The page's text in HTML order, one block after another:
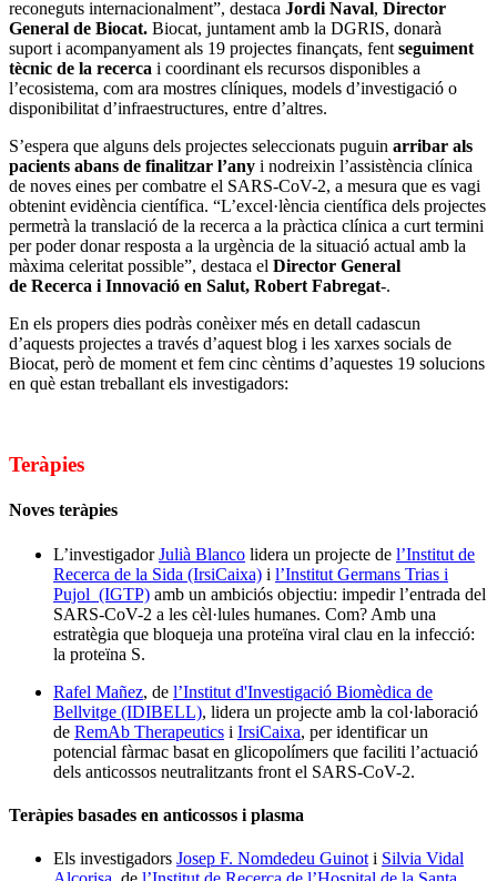
reconeguts internacionalment”, destaca Jordi Naval, Director
General de Biocat. Biocat, juntament amb la DGRIS, donarà
suport i acompanyament als 19 projectes finançats, fentseguiment
tècnic de la recerca i coordinant els recursos disponibles a
l’ecosistema, com ara mostres clíniques, models d’investigació o
disponibilitat d’infraestructures, entre d’altres.
S’espera que alguns dels projectes seleccionats puguin arribar als
pacients abans de finalitzar l’any i nodreixin l’assistència clínica
de noves eines per combatre el SARS-CoV-2, a mesura que es vagi
obtenint evidència científica. “L’excel·lència científica dels projectes
permetrà la translació de la recerca a la pràctica clínica a curt termini
per poder donar resposta a la urgència de la situació actual amb la
màxima celeritat possible”, destaca el Director General
de Recerca i Innovació en Salut, Robert Fabregat-.
En els propers dies podràs conèixer més en detall cadascun
d’aquests projectes a través d’aquest blog i les xarxes socials de
Biocat, però de moment et fem cinc cèntims d’aquestes 19 solucions
en què estan treballant els investigadors:
Teràpies
Noves teràpies
L’investigadorJulià Blanco lidera un projecte de l’Institut de
Recerca de la Sida (IrsiCaixa) i l’Institut Germans Trias i
Pujol (IGTP) amb un ambiciós objectiu: impedir l’entrada del
SARS-CoV-2 a les cèl·lules humanes. Com? Amb una
estratègia que bloqueja una proteïna viral clau en la infecció:
la proteïna S.
Rafel Mañez, de l’Institut d'Investigació Biomèdica de
Bellvitge (IDIBELL), lidera un projecte amb la col·laboració
de RemAb Therapeutics i IrsiCaixa, per identificar un
potencial fàrmac basat en glicopolímers que faciliti l’actuació
dels anticossos neutralitzants front el SARS-CoV-2.
Teràpies basades en anticossos i plasma
Els investigadors Josep F. Nomdedeu Guinot i Silvia Vidal